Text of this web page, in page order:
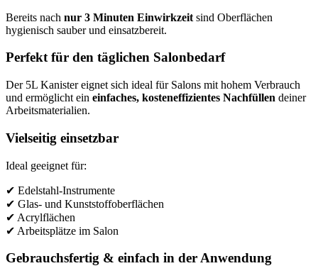
Bereits nach nur 3 Minuten Einwirkzeit sind Oberflächen
hygienisch sauber und einsatzbereit.
Perfekt für den täglichen Salonbedarf
Der 5L Kanister eignet sich ideal für Salons mit hohem Verbrauch
und ermöglicht ein einfaches, kosteneffizientes Nachfüllen deiner
Arbeitsmaterialien.
Vielseitig einsetzbar
Ideal geeignet für:
✔ Edelstahl-Instrumente
✔ Glas- und Kunststoffoberflächen
✔ Acrylflächen
✔ Arbeitsplätze im Salon
Gebrauchsfertig & einfach in der Anwendung